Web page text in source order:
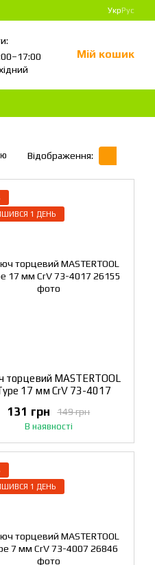
УкрРус
Мій кошик
Відображення:
1 ДЕНЬ
торцевий MASTERTOOL
17 мм CrV 73-4017
149 грн
131 грн
В наявності
1 ДЕНЬ